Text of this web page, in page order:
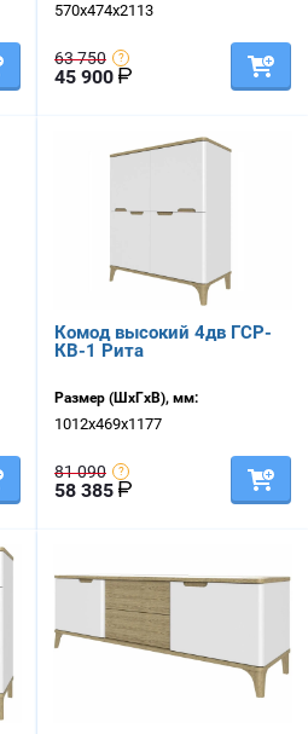
570х474х2113
63 750
45 900
Комод высокий 4дв ГСР-
КВ-1 Рита
Размер (ШхГхВ), мм:
1012х469х1177
81 090
58 385